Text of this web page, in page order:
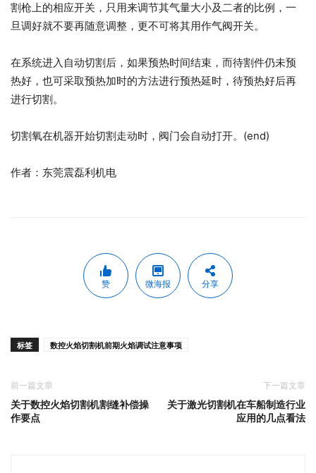
割枪上的相应开关，只用来调节其气量大小及二者的比例，一
旦调好就不要再随意调整，更不可将其用作气阀开关。
在系统进入自动切割后，如果预热时间结束，而待割件仍未预
热好，也可采取预热加时的方法进行预热延时，待预热好后再
进行切割。
切割氧在机器开始切割走动时，阀门会自动打开。(end)
作者：东莞震磊利机电
赞 微海报 分享
标签 数控火焰切割机前期火焰调试注意事项
前一篇文章
关于数控火焰切割机割缝补偿操
作要点
下一篇文章
关于激光切割机在车船制造行业
应用的几点看法